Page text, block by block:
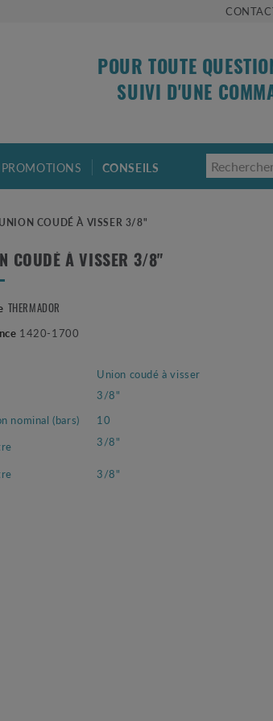
POUR TOUTE
SUIVI D'UNE
PROMOTIONS CONSEILS
UNION COUDÉ À VISSER 3/8"
COUDÉ À VISSER 3/8"
THERMADOR
1420-1700
Union coudé à visser
3/8"
nominal (bars)
10
3/8"
3/8"